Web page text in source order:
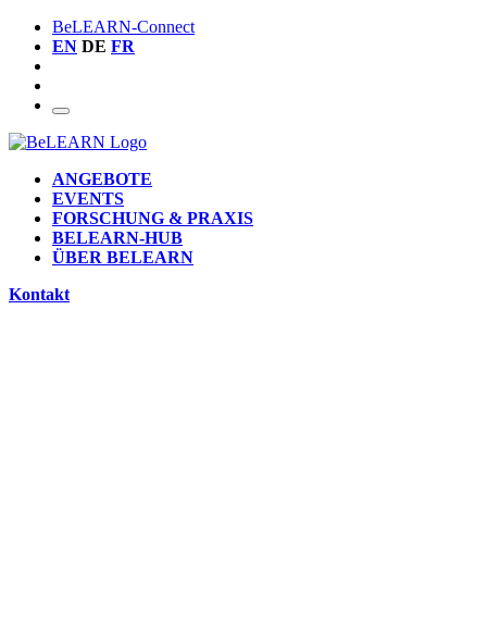
BeLEARN-Connect
EN DE FR
ANGEBOTE
EVENTS
FORSCHUNG & PRAXIS
BELEARN-HUB
ÜBER BELEARN
Kontakt